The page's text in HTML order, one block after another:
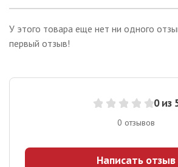
0 из
0 отзывов
Написать отзыв
У этого товара еще нет ни одного
первый отзыв!